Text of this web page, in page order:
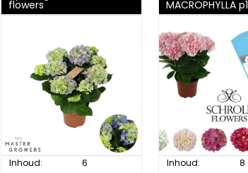
flowers
Inhoud:
6
MACROPHYLLA
Inhoud:
8